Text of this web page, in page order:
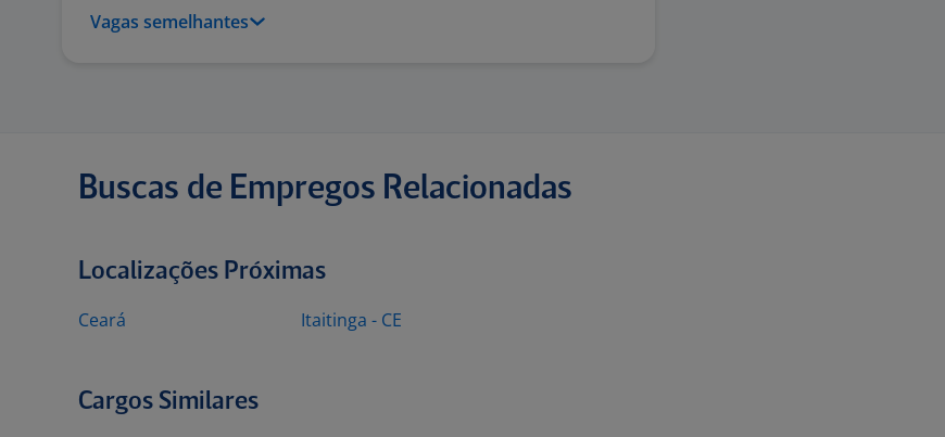
Vagas semelhantes
Buscas de Empregos Relacionadas
Localizações Próximas
Ceará Itaitinga - CE
Cargos Similares